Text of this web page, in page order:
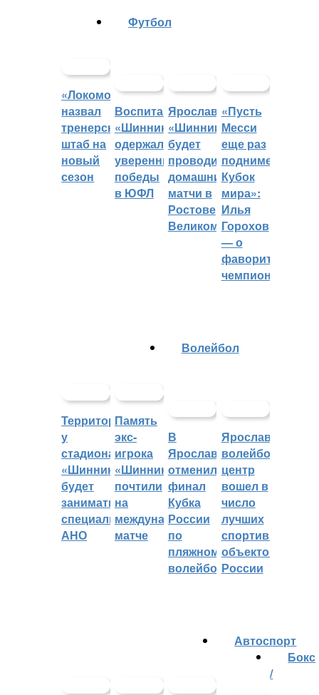
«Локомотив»
назвал
тренерский
штаб на
новый
сезон
Футбол
Воспитанники
«Шинника»
одержали
уверенные
победы
в ЮФЛ
Ярославский
«Шинник»
будет
проводить
домашние
матчи в
Ростове
Великом
«Пусть
Месси
еще раз
поднимет
Кубок
мира»:
Илья
Горохов
— о
фаворитах
чемпионата
Территорией
у
стадиона
«Шинник»
будет
заниматься
специальное
АНО
Память
экс-
игрока
«Шинника»
почтили
на
международном
матче
Волейбол
В
Ярославле
отменили
финал
Кубка
России
по
пляжному
волейболу
Ярославский
волейбольный
центр
вошел в
число
лучших
спортивных
объектов
России
Автоспорт
Бокс
/